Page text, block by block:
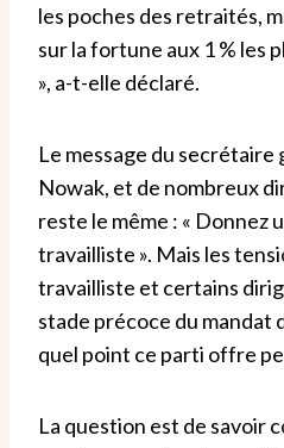
les poches des retraités,
sur la fortune aux 1 % les
», a-t-elle déclaré.
Le message du secrétaire
Nowak, et de nombreux
reste le même : « Donnez
travailliste ». Mais les
travailliste et certains
stade précoce du mandat
quel point ce parti offre
La question est de savoir